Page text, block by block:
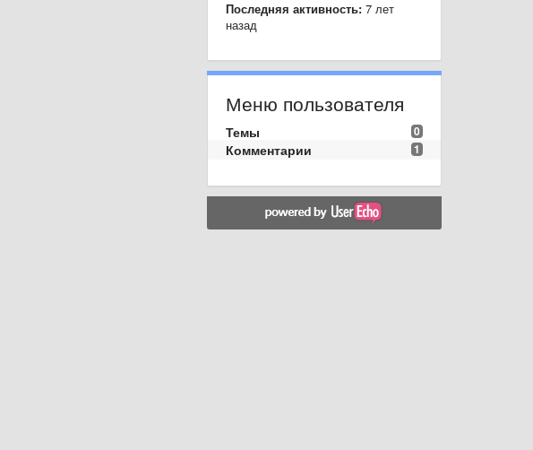
Последняя активность: 7 лет
назад
Меню пользователя
0
Темы
1
Комментарии